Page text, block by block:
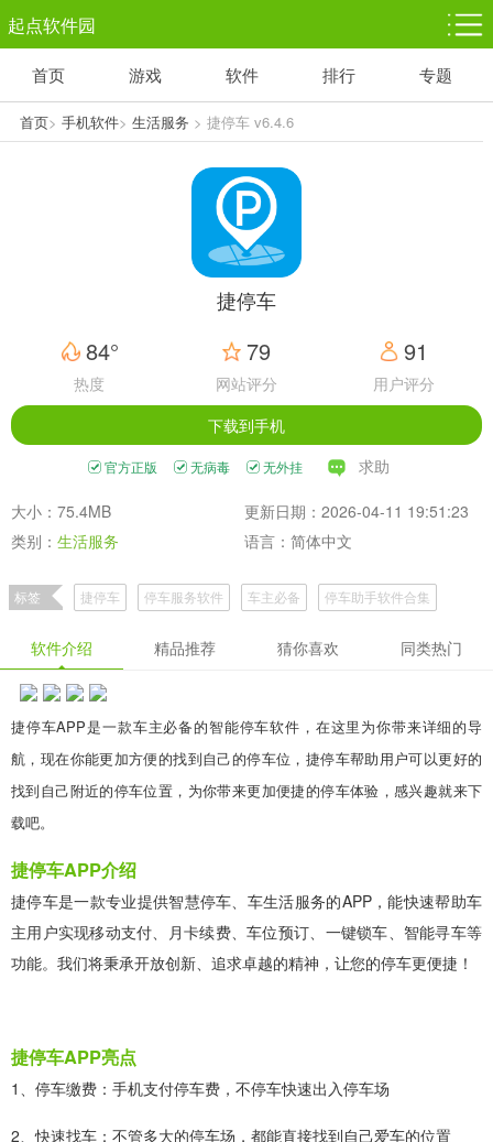
起点软件园
塔防游戏
1千+款游戏
休闲益智
1万+款游戏
体育竞技
5百+款游戏
赛车竞速
3百+款游戏
首页 游戏 软件 排行 专题
首页> 手机软件> 生活服务 > 捷停车 v6.4.6
捷停车
84°
热度
79
网站评分
91
用户评分
下载到手机
官方正版 无病毒 无外挂 求助
大小：75.4MB
更新日期：2026-04-11 19:51:23
类别： 生活服务 语言：简体中文
标签 捷停车 停车服务软件 车主必备 停车助手软件合集
软件介绍 精品推荐 猜你喜欢 同类热门
捷停车APP是一款车主必备的智能停车软件，在这里为你带来详细的导
航，现在你能更加方便的找到自己的停车位，捷停车帮助用户可以更好的
找到自己附近的停车位置，为你带来更加便捷的停车体验，感兴趣就来下
载吧。
捷停车APP介绍
捷停车是一款专业提供智慧停车、车生活服务的APP，能快速帮助车
主用户实现移动支付、月卡续费、车位预订、一键锁车、智能寻车等
功能。我们将秉承开放创新、追求卓越的精神，让您的停车更便捷！
捷停车APP亮点
1、停车缴费：手机支付停车费，不停车快速出入停车场
2、快速找车：不管多大的停车场，都能直接找到自己爱车的位置